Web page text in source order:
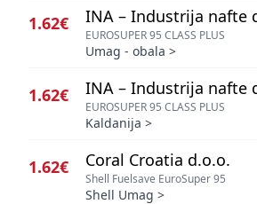
1.62€ INA – Industrija nafte
EUROSUPER 95 CLASS PLUS
Umag - obala >
1.62€ INA – Industrija nafte
EUROSUPER 95 CLASS PLUS
Kaldanija >
1.62€ Coral Croatia d.o.o.
Shell Fuelsave EuroSuper 95
Shell Umag >